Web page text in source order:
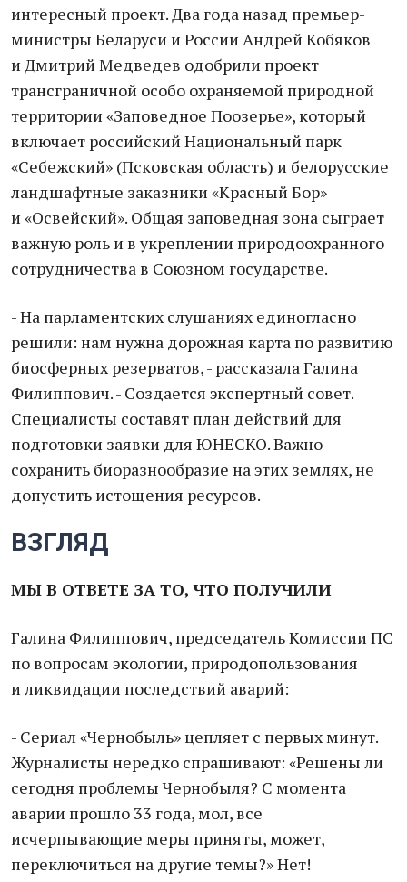
интересный проект. Два года назад премьер-
министры Беларуси и России Андрей Кобяков
и Дмитрий Медведев одобрили проект
трансграничной особо охраняемой природной
территории «Заповедное Поозерье», который
включает российский Национальный парк
«Себежский» (Псковская область) и белорусские
ландшафтные заказники «Красный Бор»
и «Освейский». Общая заповедная зона сыграет
важную роль и в укреплении природоохранного
сотрудничества в Союзном государстве.
- На парламентских слушаниях единогласно
решили: нам нужна дорожная карта по развитию
биосферных резерватов, - рассказала Галина
Филиппович. - Создается экспертный совет.
Специалисты составят план действий для
подготовки заявки для ЮНЕСКО. Важно
сохранить биоразнообразие на этих землях, не
допустить истощения ресурсов.
ВЗГЛЯД
МЫ В ОТВЕТЕ ЗА ТО, ЧТО ПОЛУЧИЛИ
Галина Филиппович, председатель Комиссии ПС
по вопросам экологии, природопользования
и ликвидации последствий аварий:
- Сериал «Чернобыль» цепляет с первых минут.
Журналисты нередко спрашивают: «Решены ли
сегодня проблемы Чернобыля? С момента
аварии прошло 33 года, мол, все
исчерпывающие меры приняты, может,
переключиться на другие темы?» Нет!